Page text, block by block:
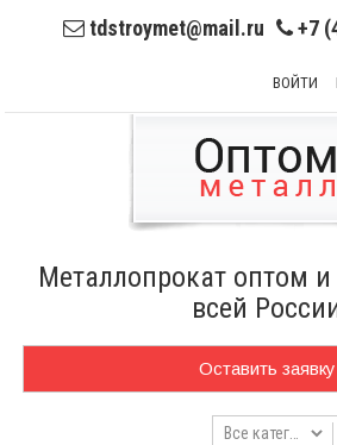
tdstroymet@mail.ru +7
ВОЙТИ
Металлопрокат оптом
всей
Оставить заявку